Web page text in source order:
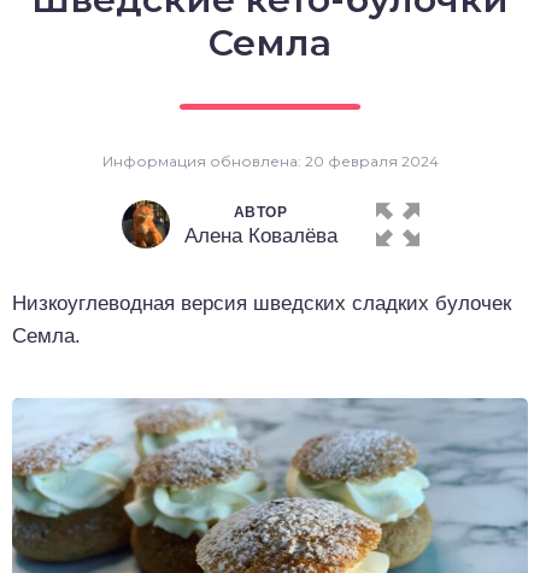
Семла
Информация обновлена: 20 февраля 2024
АВТОР
Алена Ковалёва
Низкоуглеводная версия шведских сладких булочек
Семла.